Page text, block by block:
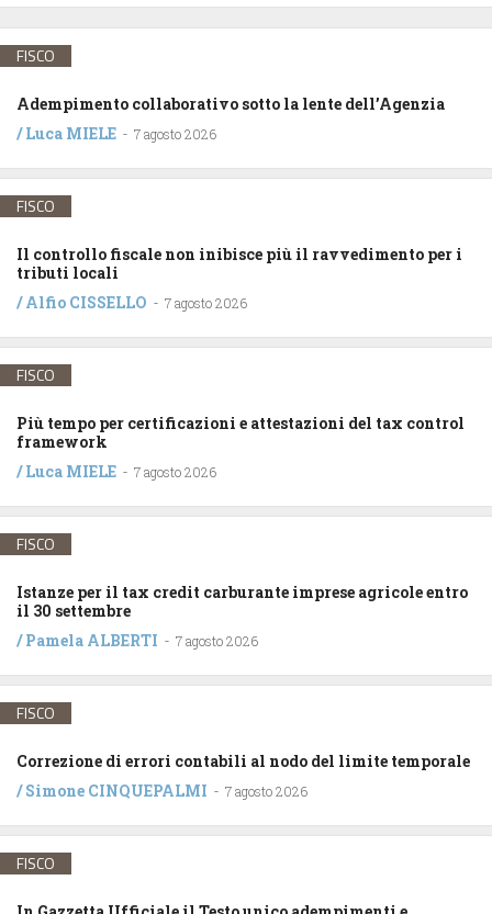
FISCO
Adempimento collaborativo sotto la lente dell’Agenzia
/Luca MIELE - 7 agosto 2026
FISCO
Il controllo fiscale non inibisce più il ravvedimento per i
tributi locali
/Alfio CISSELLO - 7 agosto 2026
FISCO
Più tempo per certificazioni e attestazioni del tax control
framework
/Luca MIELE - 7 agosto 2026
FISCO
Istanze per il tax credit carburante imprese agricole entro
il 30 settembre
/Pamela ALBERTI - 7 agosto 2026
FISCO
Correzione di errori contabili al nodo del limite temporale
/Simone CINQUEPALMI - 7 agosto 2026
FISCO